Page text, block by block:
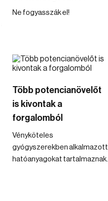
Ne fogyasszák el!
Több potencianövelőt
is kivontak a
forgalomból
Vényköteles
gyógyszerekben alkalmazott
hatóanyagokat tartalmaznak.